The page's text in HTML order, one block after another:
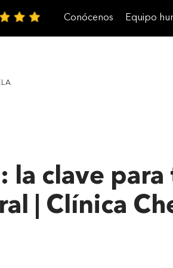
Conócenos Equipo
la clave para
| Clínica